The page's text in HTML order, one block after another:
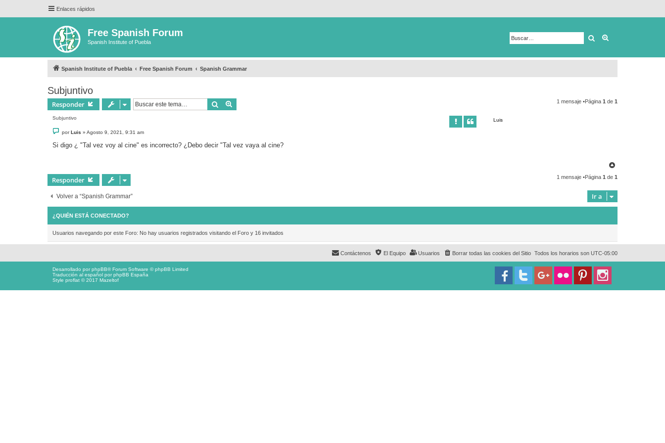
Enlaces rápidos
Free Spanish Forum
Spanish Institute of Puebla Buscar
Spanish Institute of Puebla Free Spanish Forum Spanish Grammar
Subjuntivo
Responder Buscar 1 mensaje •Página 1 de 1
Luis
Subjuntivo
e
s
porLuis » Agosto 9, 2021, 9:31 am
Si digo ¿ "Tal vez voy al cine" es incorrecto? ¿Debo decir "Tal vez vaya al cine?
r
b
Responder 1 mensaje •Página 1 de 1
Volver a “Spanish Grammar” Ir a
¿QUIÉN ESTÁ CONECTADO?
Usuarios navegando por este Foro: No hay usuarios registrados visitando el Foro y 16 invitados
Todos los horarios son UTC-05:00
Borrar todas las cookies del Sitio
Usuarios
El Equipo
Contáctenos
Desarrollado porphpBB® Forum Software © phpBB Limited
Traducción al español porphpBB España
Style proflat © 2017 Mazeltof